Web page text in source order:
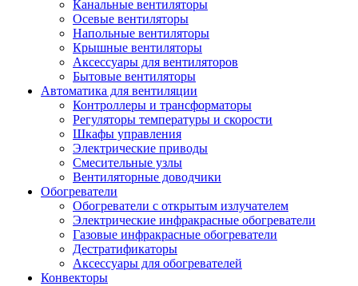
Канальные вентиляторы
Осевые вентиляторы
Напольные вентиляторы
Крышные вентиляторы
Аксессуары для вентиляторов
Бытовые вентиляторы
Автоматика для вентиляции
Контроллеры и трансформаторы
Регуляторы температуры и скорости
Шкафы управления
Электрические приводы
Смесительные узлы
Вентиляторные доводчики
Обогреватели
Обогреватели с открытым излучателем
Электрические инфракрасные обогреватели
Газовые инфракрасные обогреватели
Дестратификаторы
Аксессуары для обогревателей
Конвекторы